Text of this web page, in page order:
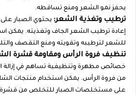
يحفز نمو الشعر ومنع تساقطه.
ترطيب وتغذية الشعر: يحتوي الصبار
إعادة ترطيب الشعر الجاف وتغذيته. يمكن
للشعر لترطيبه وتقويته ومنع التقصف
تنظيف فروة الرأس ومقاومة قشرة
خصائص مطهرة وتنظيفية تساهم في إزالة
من فروة الرأس. يمكن استخدام منتجات
على مستخلصات الصبار للتخلص من